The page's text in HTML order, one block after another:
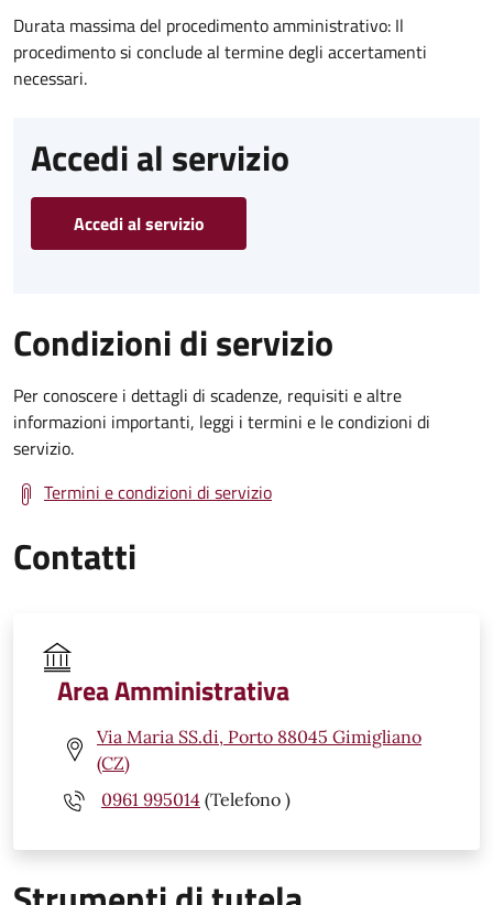
Durata massima del procedimento amministrativo: Il
procedimento si conclude al termine degli accertamenti
necessari.
Accedi al servizio
Accedi al servizio
Condizioni di servizio
Per conoscere i dettagli di scadenze, requisiti e altre
informazioni importanti, leggi i termini e le condizioni di
servizio.
Termini e condizioni di servizio
Contatti
Area Amministrativa
Via Maria SS.di, Porto 88045 Gimigliano
(CZ)
0961 995014 (Telefono )